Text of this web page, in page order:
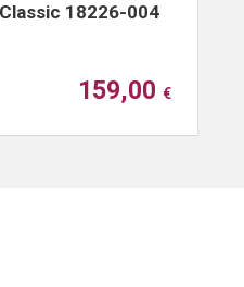
18226-004
159,00 €